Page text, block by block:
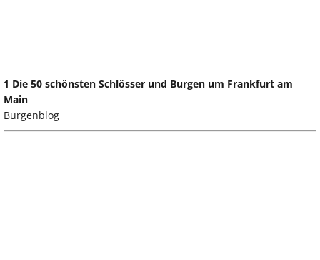
1 Die 50 schönsten Schlösser und Burgen um Frankfurt am
Main
Burgenblog